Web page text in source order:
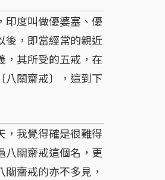
度叫做優婆塞、優
後，即當經常的親近
，其所受的五戒，在
八關齋戒〕，這到下
我覺得確是很難得
八關齋戒這個名，更
齋戒的亦不多見，